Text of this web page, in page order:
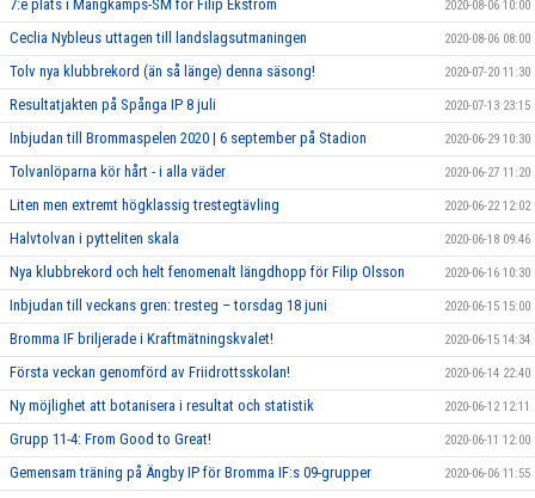
7:e plats i Mångkamps-SM för Filip Ekström 2020-08-06 10:00
Ceclia Nybleus uttagen till landslagsutmaningen 2020-08-06 08:00
Tolv nya klubbrekord (än så länge) denna säsong! 2020-07-20 11:30
Resultatjakten på Spånga IP 8 juli 2020-07-13 23:15
Inbjudan till Brommaspelen 2020 | 6 september på Stadion 2020-06-29 10:30
Tolvanlöparna kör hårt - i alla väder 2020-06-27 11:20
Liten men extremt högklassig trestegtävling 2020-06-22 12:02
Halvtolvan i pytteliten skala 2020-06-18 09:46
Nya klubbrekord och helt fenomenalt längdhopp för Filip Olsson 2020-06-16 10:30
Inbjudan till veckans gren: tresteg – torsdag 18 juni 2020-06-15 15:00
Bromma IF briljerade i Kraftmätningskvalet! 2020-06-15 14:34
Första veckan genomförd av Friidrottsskolan! 2020-06-14 22:40
Ny möjlighet att botanisera i resultat och statistik 2020-06-12 12:11
Grupp 11-4: From Good to Great! 2020-06-11 12:00
Gemensam träning på Ängby IP för Bromma IF:s 09-grupper 2020-06-06 11:55